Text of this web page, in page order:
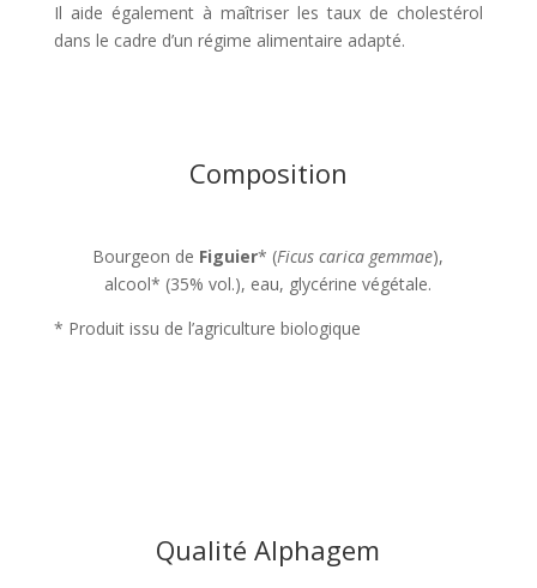
Il aide également à maîtriser les taux de cholestérol
dans le cadre d’un régime alimentaire adapté.
Composition
Bourgeon de Figuier* (Ficus carica gemmae),
alcool* (35% vol.), eau, glycérine végétale.
* Produit issu de l’agriculture biologique
Qualité Alphagem